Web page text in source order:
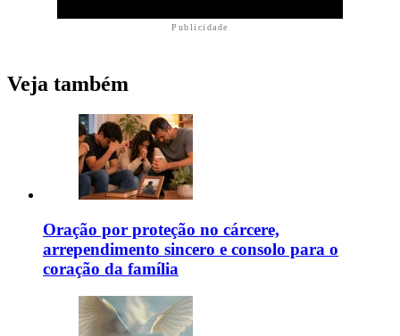
Publicidade
Veja também
Oração por proteção no cárcere,
arrependimento sincero e consolo para o
coração da família